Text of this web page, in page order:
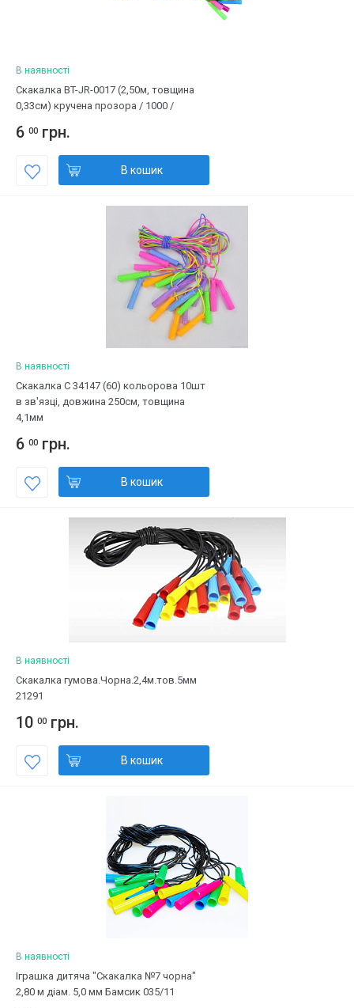
В наявності
Скакалка BT-JR-0017 (2,50м, товщина
0,33см) кручена прозора / 1000 /
6 00 грн.
В кошик
В наявності
Скакалка С 34147 (60) кольорова 10шт
в зв'язці, довжина 250см, товщина
4,1мм
6 00 грн.
В кошик
В наявності
Скакалка гумова.Чорна.2,4м.тов.5мм
21291
10 00 грн.
В кошик
В наявності
Іграшка дитяча "Скакалка №7 чорна"
2,80 м діам. 5,0 мм Бамсик 035/11